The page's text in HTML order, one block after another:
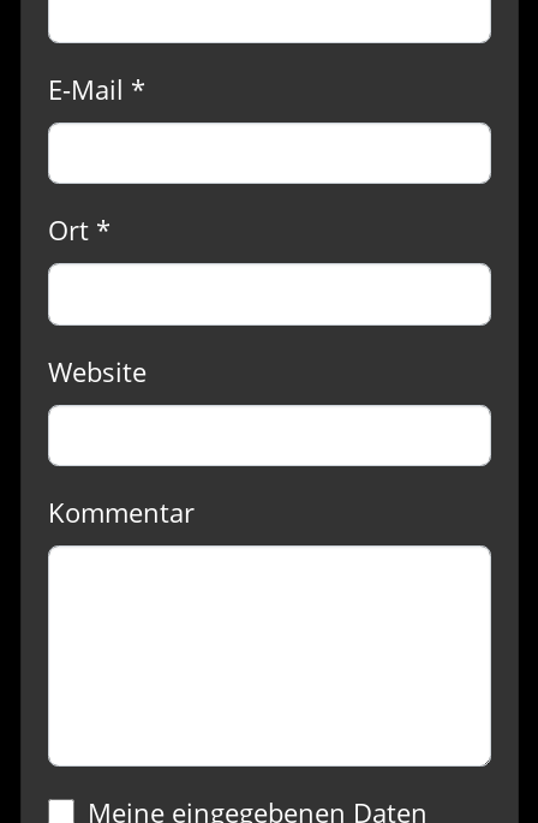
E-Mail *
Ort *
Website
Kommentar
Meine eingegebenen Daten